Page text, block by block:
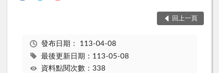
回上一頁
發布日期： 113-04-08
最後更新日期：113-05-08
資料點閱次數：338